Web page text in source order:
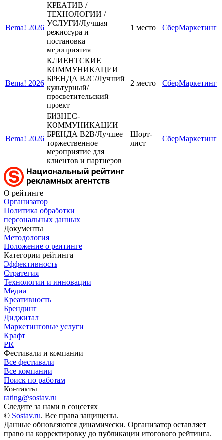
Bema! 2026
КРЕАТИВ /
ТЕХНОЛОГИИ /
УСЛУГИ/Лучшая
режиссура и
постановка
мероприятия
1 место СберМаркетинг
Bema! 2026
КЛИЕНТСКИЕ
КОММУНИКАЦИИ
БРЕНДА B2C/Лучший
культурный/
просветительский
проект
2 место СберМаркетинг
Bema! 2026
БИЗНЕС-
КОММУНИКАЦИИ
БРЕНДА B2B/Лучшее
торжественное
мероприятие для
клиентов и партнеров
Шорт-
лист
СберМаркетинг
О рейтинге
Организатор
Политика обработки
персональных данных
Документы
Методология
Положение о рейтинге
Категории рейтинга
Эффективность
Стратегия
Технологии и инновации
Медиа
Креативность
Брендинг
Диджитал
Маркетинговые услуги
Крафт
PR
Фестивали и компании
Все фестивали
Все компании
Поиск по работам
Контакты
rating@sostav.ru
Следите за нами в соцсетях
© Sostav.ru. Все права защищены.
Данные обновляются динамически. Организатор оставляет
право на корректировку до публикации итогового рейтинга.